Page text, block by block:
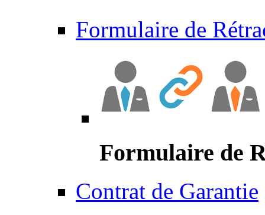
Formulaire de
Formulaire de
Contrat de Garantie